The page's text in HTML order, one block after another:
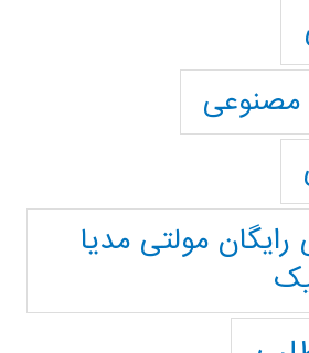
مولتی مدیا